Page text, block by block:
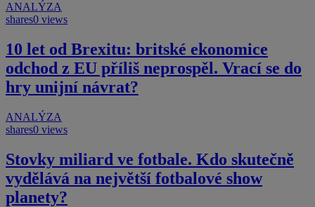
ANALÝZA
shares0 views
10 let od Brexitu: britské ekonomice
odchod z EU příliš neprospěl. Vrací se do
hry unijní návrat?
ANALÝZA
shares0 views
Stovky miliard ve fotbale. Kdo skutečně
vydělává na největší fotbalové show
planety?